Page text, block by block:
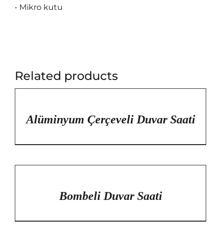
• Mikro kutu
Related products
Alüminyum Çerçeveli Duvar Saati
Bombeli Duvar Saati